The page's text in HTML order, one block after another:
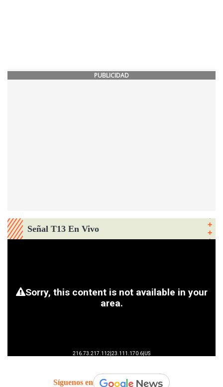
PUBLICIDAD
Señal T13 En Vivo
Síguenos en